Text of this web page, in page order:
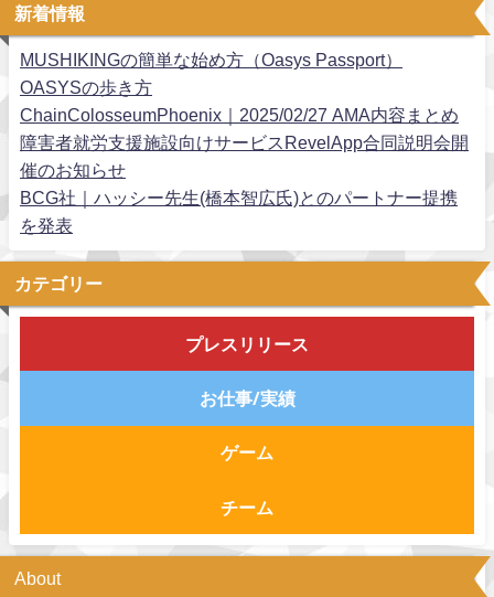
新着情報
MUSHIKINGの簡単な始め方（Oasys Passport）
OASYSの歩き方
ChainColosseumPhoenix｜2025/02/27 AMA内容まとめ
障害者就労支援施設向けサービスRevelApp合同説明会開
催のお知らせ
BCG社｜ハッシー先生(橋本智広氏)とのパートナー提携
を発表
カテゴリー
プレスリリース
お仕事/実績
ゲーム
チーム
About